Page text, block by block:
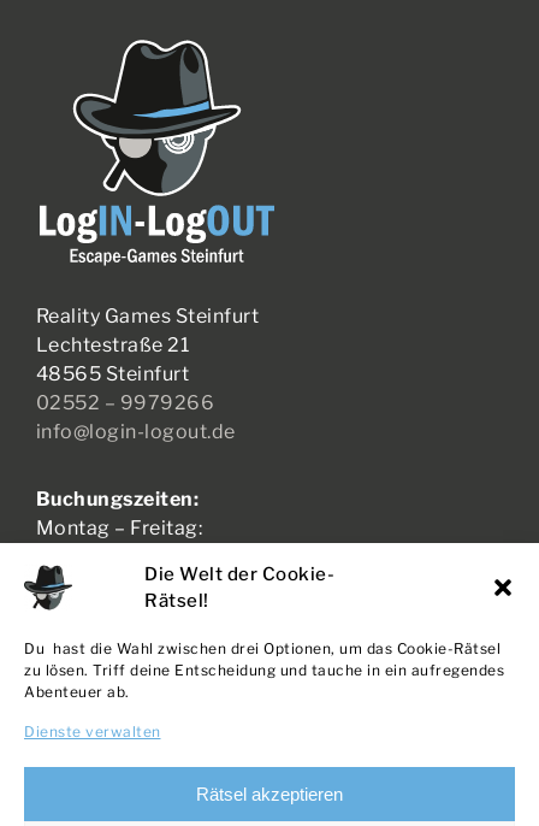
Die Welt der Cookie-
Rätsel!
Du hast die Wahl zwischen drei Optionen, um das Cookie-Rätsel
zu lösen. Triff deine Entscheidung und tauche in ein aufregendes
Abenteuer ab.
Dienste verwalten
Rätsel akzeptieren
Reality Games Steinfurt
Lechtestraße 21
48565 Steinfurt
02552 – 9979266
info@login-logout.de
Buchungszeiten:
Montag – Freitag:
Samstag – Sonntag:
11:00 – 21:00 Uhr
AGB + WIDERRUF
DATENSCHUTZ
IMPRESSUM
COOKIE-RICHTLINIE